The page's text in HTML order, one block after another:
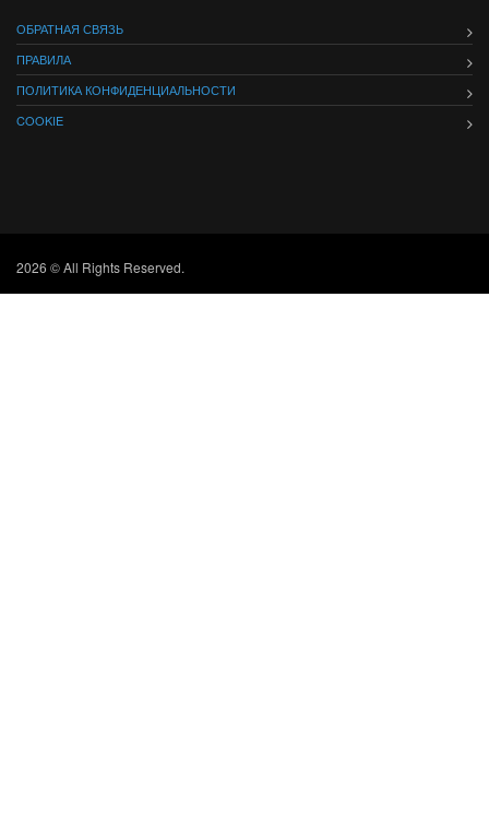
ОБРАТНАЯ СВЯЗЬ
ПРАВИЛА
ПОЛИТИКА КОНФИДЕНЦИАЛЬНОСТИ
COOKIE
2026 © All Rights Reserved.